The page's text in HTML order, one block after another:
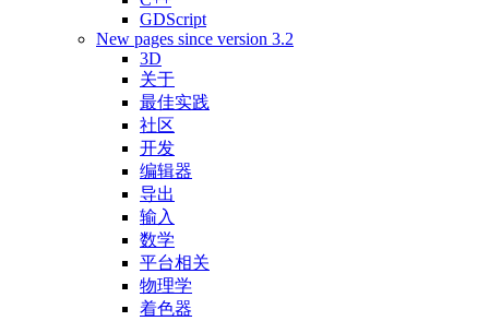
GDScript
New pages since version 3.2
3D
关于
最佳实践
社区
开发
编辑器
导出
输入
数学
平台相关
物理学
着色器